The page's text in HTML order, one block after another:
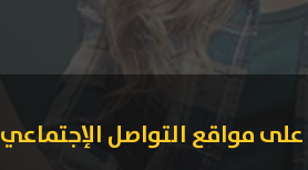
على مواقع التواصل الإجتماعي